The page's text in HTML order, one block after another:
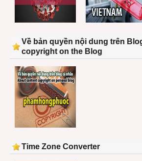
Về bản quyền nội dung trên
copyright on the Blog
Time Zone Converter